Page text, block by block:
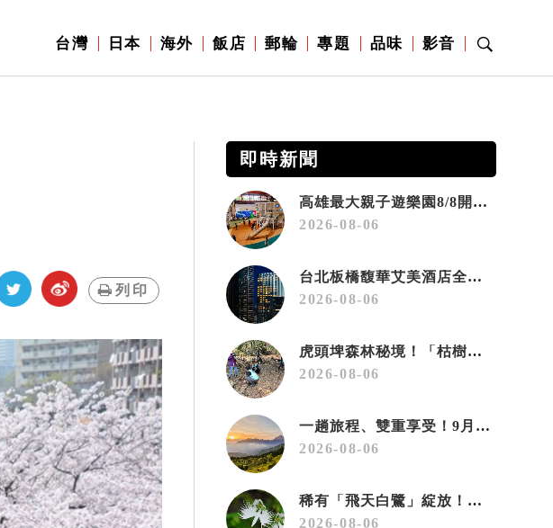
台灣 日本 海外 飯店 郵輪 專題 品味 影音
列印
即時新聞
高雄最大親子遊樂園8/8開幕！30項設施免費玩、YOYO家族嗨翻暑假
2026-08-06
台北板橋馥華艾美酒店全新開幕 感官藝術策展打造旅居新風格
2026-08-06
虎頭埤森林秘境！「枯樹籬步道」生態復育有成 走進大自然生命教室
2026-08-06
一趟旅程、雙重享受！9月住宿合歡山 順遊奧萬大10元優惠入園
2026-08-06
稀有「飛天白鷺」綻放！神戶六甲高山植物園「鷺草」珍貴現身
2026-08-06